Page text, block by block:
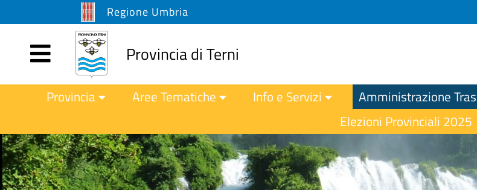
Regione Umbria
Provincia di Terni
Provincia Aree Tematiche Info e Servizi Amministrazione
Elezioni Provinciali 2025